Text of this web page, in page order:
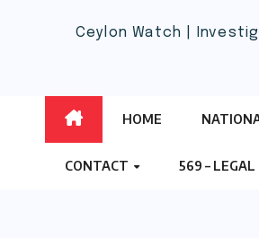
Ceylon Watch |
HOME
CONTACT 569 – LEGAL